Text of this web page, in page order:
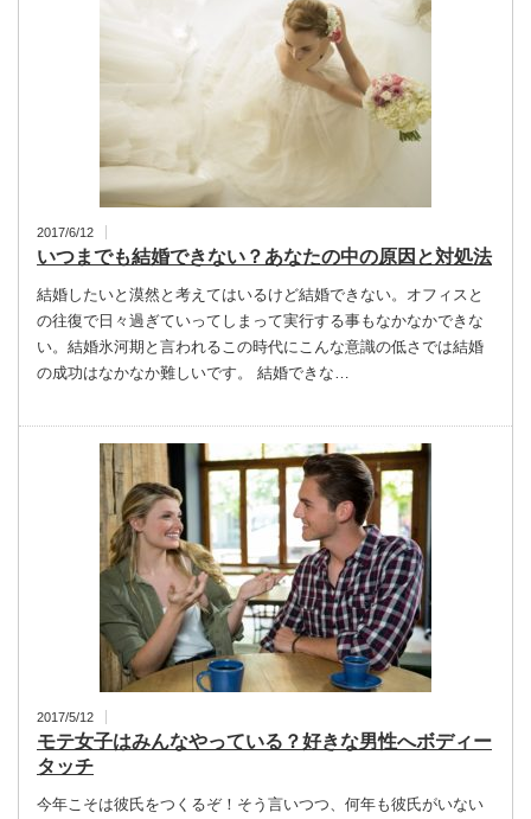
2017/6/12
いつまでも結婚できない？あなたの中の原因と対処法
結婚したいと漠然と考えてはいるけど結婚できない。オフィスと
の往復で日々過ぎていってしまって実行する事もなかなかできな
い。結婚氷河期と言われるこの時代にこんな意識の低さでは結婚
の成功はなかなか難しいです。 結婚できな…
2017/5/12
モテ女子はみんなやっている？好きな男性へボディー
タッチ
今年こそは彼氏をつくるぞ！そう言いつつ、何年も彼氏がいない